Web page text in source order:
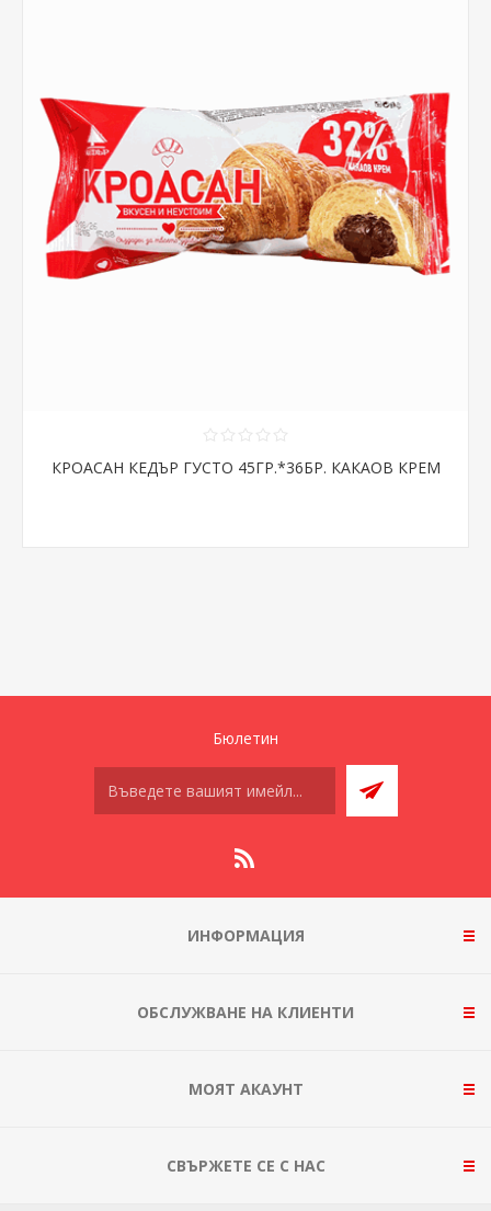
КРОАСАН КЕДЪР ГУСТО 45ГР.*36БР. КАКАОВ КРЕМ
Бюлетин
ИНФОРМАЦИЯ
ОБСЛУЖВАНЕ НА КЛИЕНТИ
МОЯТ АКАУНТ
СВЪРЖЕТЕ СЕ С НАС